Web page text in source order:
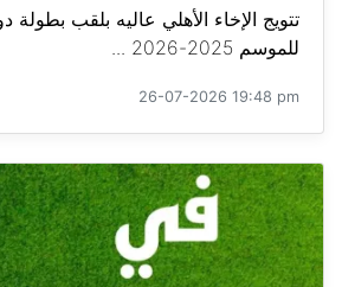
تتويج الإخاء الأهلي عاليه بلقب بطولة
للموسم 2025-2026 ...
26-07-2026 19:48 pm